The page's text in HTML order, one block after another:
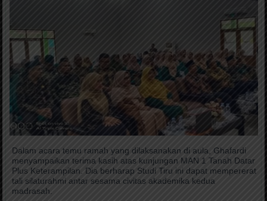
Dalam acara temu ramah yang dilaksanakan di aula, Ghafardi
menyampaikan terima kasih atas kunjungan MAN 1 Tanah Datar
Plus Keterampilan. Dia berharap Studi Tiru ini dapat mempererat
tali silaturahmi antar sesama civitas akademika kedua
madrasah.